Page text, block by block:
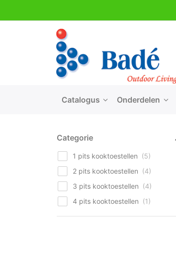
Catalogus Onderdelen
Categorie
1 pits kooktoestellen
2 pits kooktoestellen
3 pits kooktoestellen
4 pits kooktoestellen